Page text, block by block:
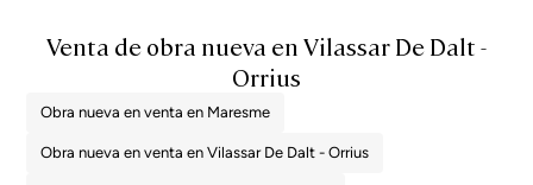
Venta de obra nueva en Vilassar De Dalt -
Orrius
Obra nueva en venta en Maresme
Obra nueva en venta en Vilassar De Dalt - Orrius